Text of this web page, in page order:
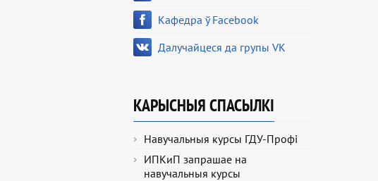
Кафедра ў Facebook
Далучайцеся да групы VK
КАРЫСНЫЯ СПАСЫЛКІ
Навучальныя курсы ГДУ-Профі
ИПКиП запрашае на
навучальныя курсы